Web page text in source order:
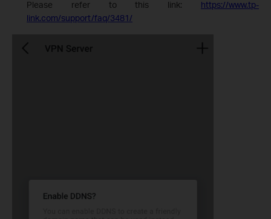
Please refer to this link: https://www.tp-
link.com/support/faq/3481/